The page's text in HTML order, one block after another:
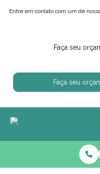
Entre em contato com um de
Faça seu
Faça seu